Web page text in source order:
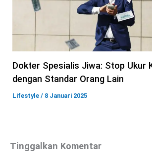
Dokter Spesialis Jiwa: Stop Ukur
dengan Standar Orang Lain
Lifestyle / 8 Januari 2025
Tinggalkan Komentar